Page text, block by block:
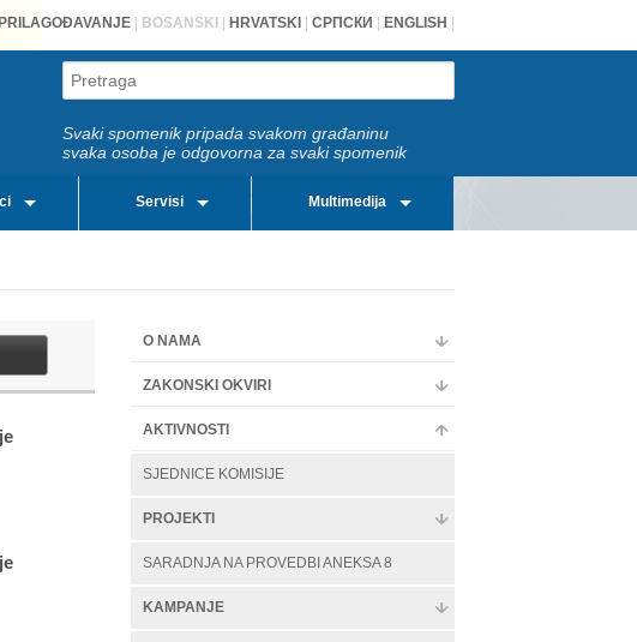
PRILAGOĐAVANJE BOSANSKI HRVATSKI СРПСКИ ENGLISH
Svaki spomenik pripada svakom građaninu
svaka osoba je odgovorna za svaki spomenik
Servisi Multimedija
O NAMA
ZAKONSKI OKVIRI
AKTIVNOSTI
SJEDNICE KOMISIJE
PROJEKTI
SARADNJA NA PROVEDBI ANEKSA 8
KAMPANJE